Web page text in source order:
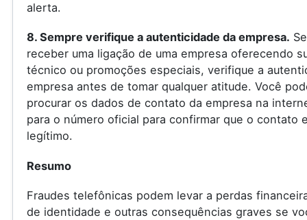
alerta.
8. Sempre verifique a autenticidade da empresa.
receber uma ligação de uma empresa oferecendo
técnico ou promoções especiais, verifique a
empresa antes de tomar qualquer atitude. Você
procurar os dados de contato da empresa na
para o número oficial para confirmar que o contato
legítimo.
Resumo
Fraudes telefônicas podem levar a perdas
de identidade e outras consequências graves se